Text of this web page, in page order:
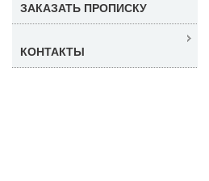
ЗАКАЗАТЬ ПРОПИСКУ
КОНТАКТЫ